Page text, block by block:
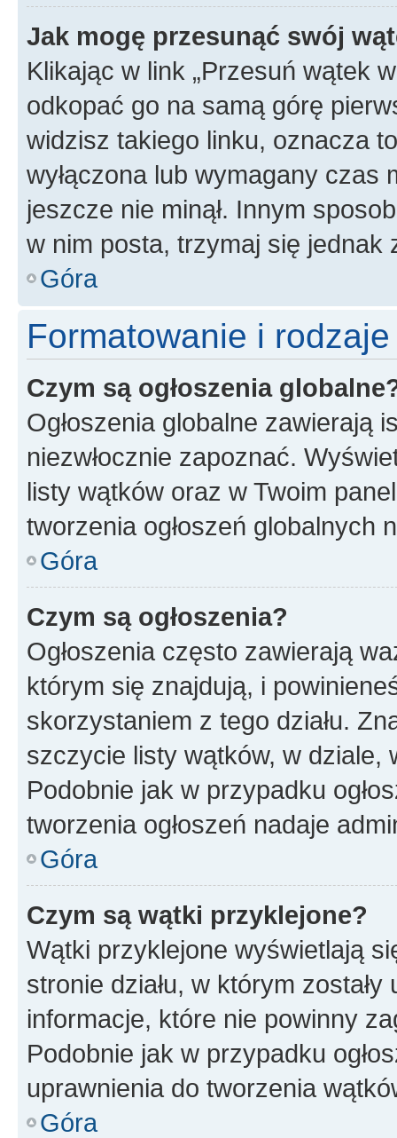
Jak mogę przesunąć swój
Klikając w link „Przesuń wątek
odkopać go na samą górę
widzisz takiego linku, oznacza
wyłączona lub wymagany czas
jeszcze nie minął. Innym
w nim posta, trzymaj się jednak
Góra
Formatowanie i
Czym są ogłoszenia
Ogłoszenia globalne zawierają
niezwłocznie zapoznać.
listy wątków oraz w Twoim
tworzenia ogłoszeń globalnych
Góra
Czym są ogłoszenia?
Ogłoszenia często zawierają
którym się znajdują, i
skorzystaniem z tego działu.
szczycie listy wątków, w dziale,
Podobnie jak w przypadku
tworzenia ogłoszeń nadaje
Góra
Czym są wątki przyklejone?
Wątki przyklejone wyświetlają
stronie działu, w którym
informacje, które nie powinny
Podobnie jak w przypadku
uprawnienia do tworzenia
Góra